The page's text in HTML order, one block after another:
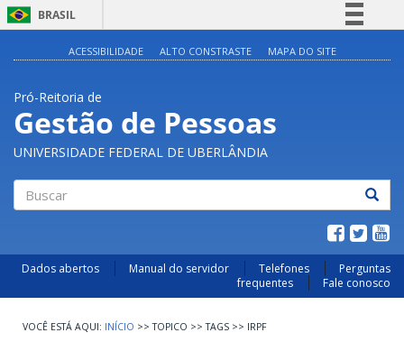
BRASIL
Acesso à informação
Legislação
Canais
ACESSIBILIDADE ALTO CONSTRASTE MAPA DO SITE
Pró-Reitoria de
Gestão de Pessoas
UNIVERSIDADE FEDERAL DE UBERLÂNDIA
Dados abertos Manual do servidor Telefones
Perguntas
frequentes
Fale conosco
INÍCIO >> TOPICO >> TAGS >> IRPF